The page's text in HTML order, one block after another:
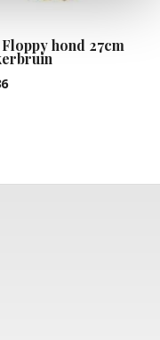
hond 27cm